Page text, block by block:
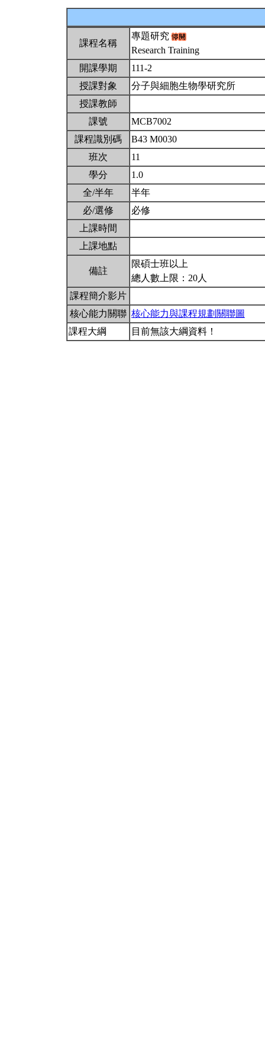
課程名稱
專題研究
Research Training
開課學期
111-2
授課對象
分子與細胞生物學研究所
授課教師
課號
MCB7002
課程識別碼
B43 M0030
班次
11
學分
1.0
全/半年
半年
必/選修
必修
上課時間
上課地點
備註
限碩士班以上
總人數上限：20人
課程簡介影片
核心能力關聯 核心能力與課程規劃關聯圖
課程大綱
目前無該大綱資料！